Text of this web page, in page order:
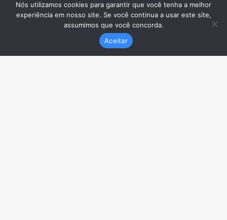
Nós utilizamos cookies para garantir que você tenha a melhor
experiência em nosso site. Se você continua a usar este site,
assumimos que você concorda.
Aceitar